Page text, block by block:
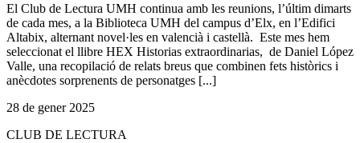
El Club de Lectura UMH continua amb les reunions, l’últim dimarts
de cada mes, a la Biblioteca UMH del campus d’Elx, en l’Edifici
Altabix, alternant novel·les en valencià i castellà. Este mes hem
seleccionat el llibre HEX Historias extraordinarias, de Daniel López
Valle, una recopilació de relats breus que combinen fets històrics i
anècdotes sorprenents de personatges [...]
28 de gener 2025
CLUB DE LECTURA